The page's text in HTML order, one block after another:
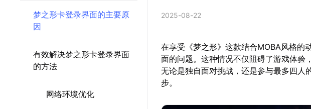
梦之形卡登录界面的主要原
因
有效解决梦之形卡登录界面
的方法
网络环境优化
2025-08-22
在享受《梦之形》这款结合MOBA风格的
面的问题。这种情况不仅阻碍了游戏体验
无论是独自面对挑战，还是参与最多四人
步。